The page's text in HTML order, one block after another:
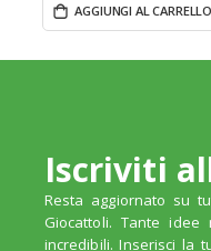
AGGIUNGI AL CARRELLO
Iscriviti
Resta aggiornato su
Giocattoli. Tante
incredibili. Inserisci la